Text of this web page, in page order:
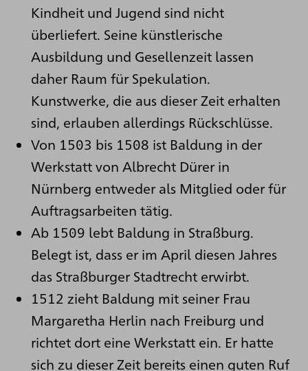
Kindheit und Jugend sind nicht
überliefert. Seine künstlerische
Ausbildung und Gesellenzeit lassen
daher Raum für Spekulation.
Kunstwerke, die aus dieser Zeit erhalten
sind, erlauben allerdings Rückschlüsse.
Von 1503 bis 1508 ist Baldung in der
Werkstatt von Albrecht Dürer in
Nürnberg entweder als Mitglied oder für
Auftragsarbeiten tätig.
Ab 1509 lebt Baldung in Straßburg.
Belegt ist, dass er im April diesen Jahres
das Straßburger Stadtrecht erwirbt.
1512 zieht Baldung mit seiner Frau
Margaretha Herlin nach Freiburg und
richtet dort eine Werkstatt ein. Er hatte
sich zu dieser Zeit bereits einen guten Ruf